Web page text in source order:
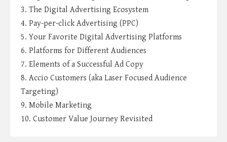
3. The Digital Advertising Ecosystem
4. Pay-per-click Advertising (PPC)
5. Your Favorite Digital Advertising Platforms
6. Platforms for Different Audiences
7. Elements of a Successful Ad Copy
8. Accio Customers (aka Laser Focused Audience
Targeting)
9. Mobile Marketing
10. Customer Value Journey Revisited